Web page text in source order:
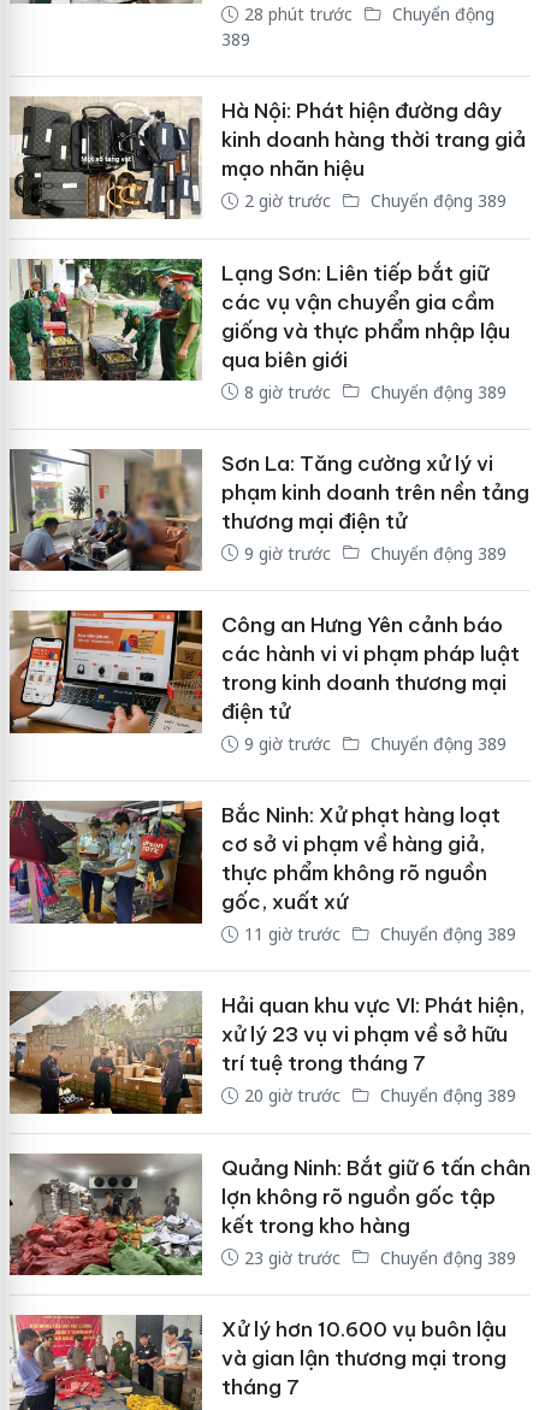
28 phút trước
Chuyển động
389
Hà Nội: Phát hiện đường dây
kinh doanh hàng thời trang giả
mạo nhãn hiệu
2 giờ trước Chuyển động 389
Lạng Sơn: Liên tiếp bắt giữ
các vụ vận chuyển gia cầm
giống và thực phẩm nhập lậu
qua biên giới
8 giờ trước Chuyển động 389
Sơn La: Tăng cường xử lý vi
phạm kinh doanh trên nền tảng
thương mại điện tử
9 giờ trước Chuyển động 389
Công an Hưng Yên cảnh báo
các hành vi vi phạm pháp luật
trong kinh doanh thương mại
điện tử
9 giờ trước Chuyển động 389
Bắc Ninh: Xử phạt hàng loạt
cơ sở vi phạm về hàng giả,
thực phẩm không rõ nguồn
gốc, xuất xứ
11 giờ trước Chuyển động 389
Hải quan khu vực VI: Phát hiện,
xử lý 23 vụ vi phạm về sở hữu
trí tuệ trong tháng 7
20 giờ trước Chuyển động 389
Quảng Ninh: Bắt giữ 6 tấn chân
lợn không rõ nguồn gốc tập
kết trong kho hàng
23 giờ trước Chuyển động 389
Xử lý hơn 10.600 vụ buôn lậu
và gian lận thương mại trong
tháng 7